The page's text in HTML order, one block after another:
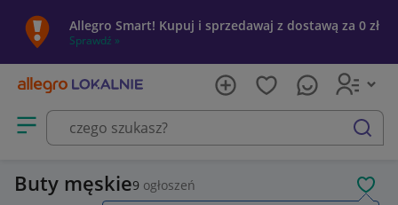
Allegro Smart! Kupuj i sprzedawaj z dostawą za 0 zł
Sprawdź »
Otwórz menu z kategoriami
szukaj
Buty męskie9 ogłoszeń